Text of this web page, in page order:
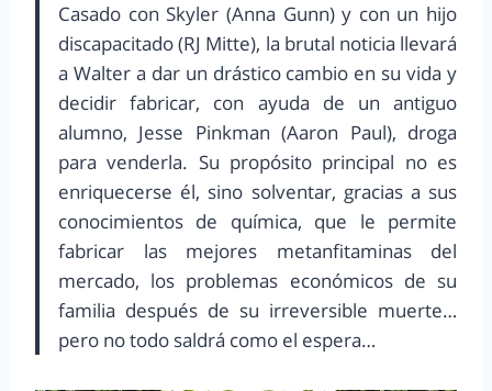
Casado con Skyler (Anna Gunn) y con un hijo
discapacitado (RJ Mitte), la brutal noticia llevará
a Walter a dar un drástico cambio en su vida y
decidir fabricar, con ayuda de un antiguo
alumno, Jesse Pinkman (Aaron Paul), droga
para venderla. Su propósito principal no es
enriquecerse él, sino solventar, gracias a sus
conocimientos de química, que le permite
fabricar las mejores metanfitaminas del
mercado, los problemas económicos de su
familia después de su irreversible muerte…
pero no todo saldrá como el espera…